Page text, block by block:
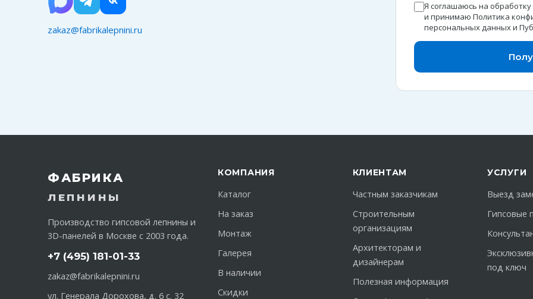
zakaz@fabrikalepnini.ru
Я соглашаюсь на
и принимаю Политика
персональных данныхи
ФАБРИКА
ЛЕПНИНЫ
Производство гипсовой лепнины и
3D-панелей в Москве с 2003 года.
+7 (495) 181-01-33
zakaz@fabrikalepnini.ru
ул. Генерала Дорохова, д. 6 с. 32
КОМПАНИЯ
Каталог
На заказ
Монтаж
Галерея
В наличии
Скидки
КЛИЕНТАМ
Частным заказчикам
Строительным
организациям
Архитекторам и
дизайнерам
Полезная информация
УСЛУГИ
Выезд
Гипсовые
под ключ